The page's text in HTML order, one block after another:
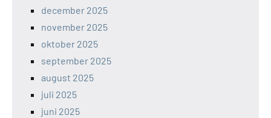
december 2025
november 2025
oktober 2025
september 2025
august 2025
juli 2025
juni 2025